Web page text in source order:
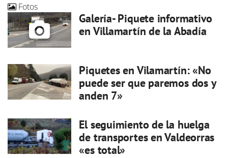
Fotos
Galería- Piquete informativo
en Villamartín de la Abadía
Piquetes en Vilamartín: «No
puede ser que paremos dos y
anden 7»
El seguimiento de la huelga
de transportes en Valdeorras
«es total»